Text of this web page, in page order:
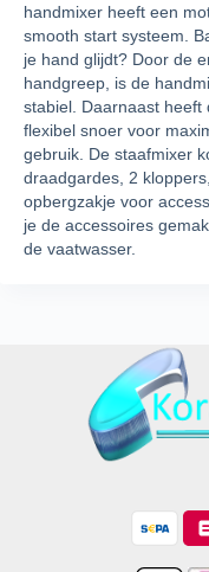
handmixer heeft een
smooth start systeem.
je hand glijdt? Door de
handgreep, is de
stabiel. Daarnaast heeft
flexibel snoer voor
gebruik. De staafmixer
draadgardes, 2
opbergzakje voor
je de accessoires
de vaatwasser.